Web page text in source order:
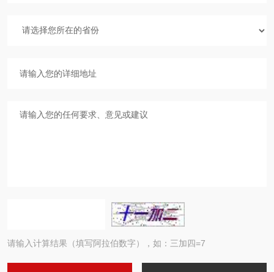
请输入计算结果（填写阿拉伯数字），如：三加四=7